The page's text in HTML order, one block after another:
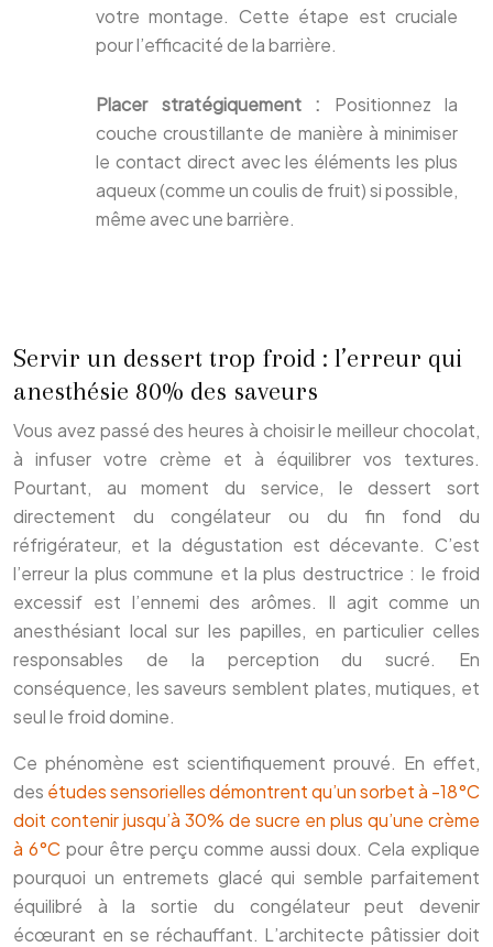
votre montage. Cette étape est cruciale
pour l’efficacité de la barrière.
Placer stratégiquement : Positionnez la
couche croustillante de manière à minimiser
le contact direct avec les éléments les plus
aqueux (comme un coulis de fruit) si possible,
même avec une barrière.
Servir un dessert trop froid : l’erreur qui
anesthésie 80% des saveurs
Vous avez passé des heures à choisir le meilleur chocolat,
à infuser votre crème et à équilibrer vos textures.
Pourtant, au moment du service, le dessert sort
directement du congélateur ou du fin fond du
réfrigérateur, et la dégustation est décevante. C’est
l’erreur la plus commune et la plus destructrice : le froid
excessif est l’ennemi des arômes. Il agit comme un
anesthésiant local sur les papilles, en particulier celles
responsables de la perception du sucré. En
conséquence, les saveurs semblent plates, mutiques, et
seul le froid domine.
Ce phénomène est scientifiquement prouvé. En effet,
des études sensorielles démontrent qu’un sorbet à -18°C
doit contenir jusqu’à 30% de sucre en plus qu’une crème
à 6°C pour être perçu comme aussi doux. Cela explique
pourquoi un entremets glacé qui semble parfaitement
équilibré à la sortie du congélateur peut devenir
écœurant en se réchauffant. L’architecte pâtissier doit